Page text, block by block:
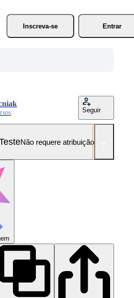
Inscreva-se
Entrar
Seguir
Não requere atribuição!